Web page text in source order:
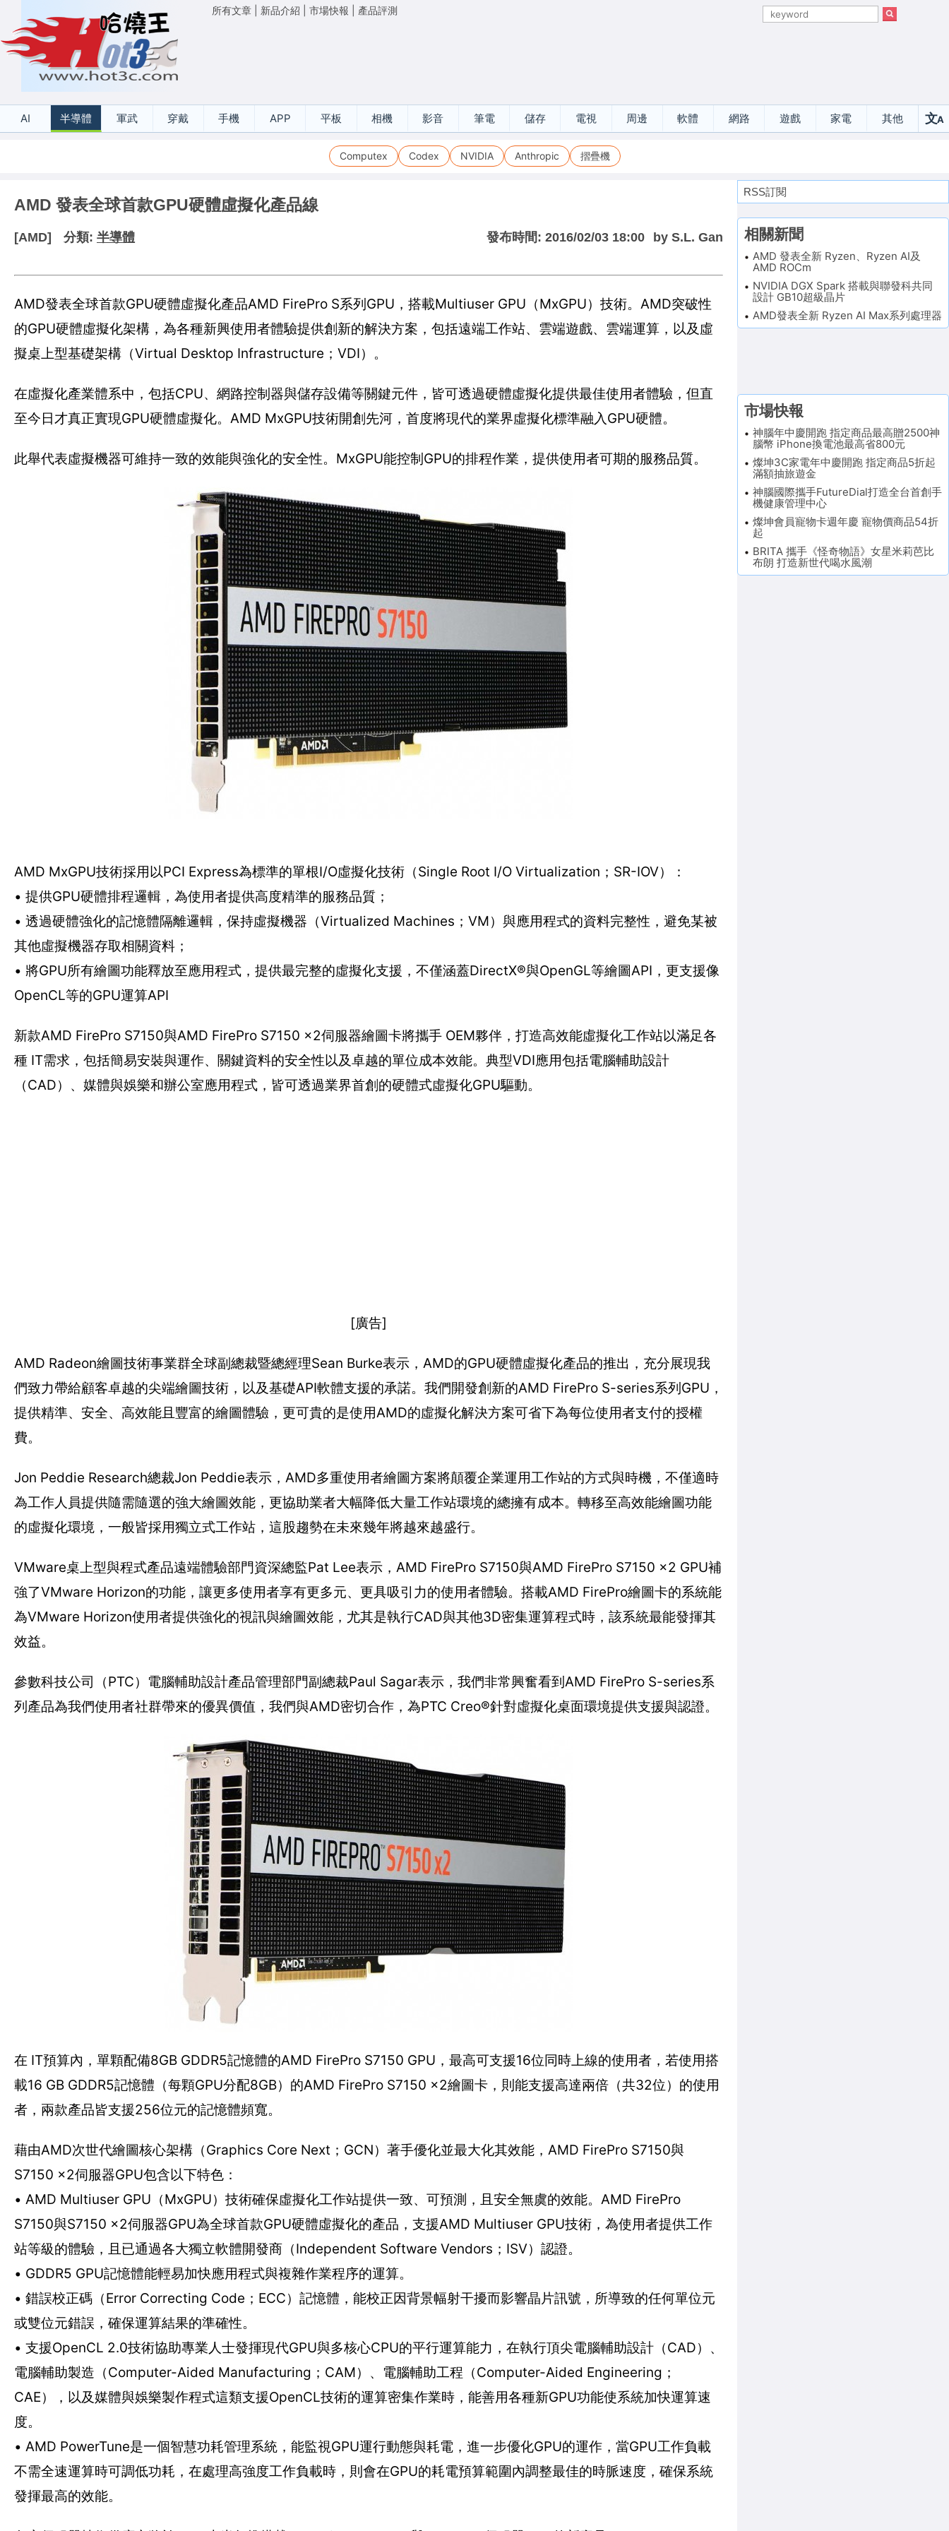
所有文章 新品介紹 市場快報 產品評測
AI 半導體 軍武 穿戴 手機 APP 平板 相機 影音 筆電 儲存 電視 周邊 軟體 網路 遊戲 家電 其他 文A
Computex Codex NVIDIA Anthropic 摺疊機
AMD 發表全球首款GPU硬體虛擬化產品線
[AMD] 分類: 半導體 發布時間: 2016/02/03 18:00 by S.L. Gan
AMD發表全球首款GPU硬體虛擬化產品AMD FirePro S系列GPU，搭載Multiuser GPU（MxGPU）技術。AMD突破性
的GPU硬體虛擬化架構，為各種新興使用者體驗提供創新的解決方案，包括遠端工作站、雲端遊戲、雲端運算，以及虛
擬桌上型基礎架構（Virtual Desktop Infrastructure；VDI）。
在虛擬化產業體系中，包括CPU、網路控制器與儲存設備等關鍵元件，皆可透過硬體虛擬化提供最佳使用者體驗，但直
至今日才真正實現GPU硬體虛擬化。AMD MxGPU技術開創先河，首度將現代的業界虛擬化標準融入GPU硬體。
此舉代表虛擬機器可維持一致的效能與強化的安全性。MxGPU能控制GPU的排程作業，提供使用者可期的服務品質。
AMD MxGPU技術採用以PCI Express為標準的單根I/O虛擬化技術（Single Root I/O Virtualization；SR-IOV）：
• 提供GPU硬體排程邏輯，為使用者提供高度精準的服務品質；
• 透過硬體強化的記憶體隔離邏輯，保持虛擬機器（Virtualized Machines；VM）與應用程式的資料完整性，避免某被
其他虛擬機器存取相關資料；
• 將GPU所有繪圖功能釋放至應用程式，提供最完整的虛擬化支援，不僅涵蓋DirectX®與OpenGL等繪圖API，更支援像
OpenCL等的GPU運算API
新款AMD FirePro S7150與AMD FirePro S7150 x2伺服器繪圖卡將攜手 OEM夥伴，打造高效能虛擬化工作站以滿足各
種 IT需求，包括簡易安裝與運作、關鍵資料的安全性以及卓越的單位成本效能。典型VDI應用包括電腦輔助設計
（CAD）、媒體與娛樂和辦公室應用程式，皆可透過業界首創的硬體式虛擬化GPU驅動。
[廣告]
AMD Radeon繪圖技術事業群全球副總裁暨總經理Sean Burke表示，AMD的GPU硬體虛擬化產品的推出，充分展現我
們致力帶給顧客卓越的尖端繪圖技術，以及基礎API軟體支援的承諾。我們開發創新的AMD FirePro S-series系列GPU，
提供精準、安全、高效能且豐富的繪圖體驗，更可貴的是使用AMD的虛擬化解決方案可省下為每位使用者支付的授權
費。
Jon Peddie Research總裁Jon Peddie表示，AMD多重使用者繪圖方案將顛覆企業運用工作站的方式與時機，不僅適時
為工作人員提供隨需隨選的強大繪圖效能，更協助業者大幅降低大量工作站環境的總擁有成本。轉移至高效能繪圖功能
的虛擬化環境，一般皆採用獨立式工作站，這股趨勢在未來幾年將越來越盛行。
VMware桌上型與程式產品遠端體驗部門資深總監Pat Lee表示，AMD FirePro S7150與AMD FirePro S7150 x2 GPU補
強了VMware Horizon的功能，讓更多使用者享有更多元、更具吸引力的使用者體驗。搭載AMD FirePro繪圖卡的系統能
為VMware Horizon使用者提供強化的視訊與繪圖效能，尤其是執行CAD與其他3D密集運算程式時，該系統最能發揮其
效益。
參數科技公司（PTC）電腦輔助設計產品管理部門副總裁Paul Sagar表示，我們非常興奮看到AMD FirePro S-series系
列產品為我們使用者社群帶來的優異價值，我們與AMD密切合作，為PTC Creo®針對虛擬化桌面環境提供支援與認證。
在 IT預算內，單顆配備8GB GDDR5記憶體的AMD FirePro S7150 GPU，最高可支援16位同時上線的使用者，若使用搭
載16 GB GDDR5記憶體（每顆GPU分配8GB）的AMD FirePro S7150 x2繪圖卡，則能支援高達兩倍（共32位）的使用
者，兩款產品皆支援256位元的記憶體頻寬。
藉由AMD次世代繪圖核心架構（Graphics Core Next；GCN）著手優化並最大化其效能，AMD FirePro S7150與
S7150 x2伺服器GPU包含以下特色：
• AMD Multiuser GPU（MxGPU）技術確保虛擬化工作站提供一致、可預測，且安全無虞的效能。AMD FirePro
S7150與S7150 x2伺服器GPU為全球首款GPU硬體虛擬化的產品，支援AMD Multiuser GPU技術，為使用者提供工作
站等級的體驗，且已通過各大獨立軟體開發商（Independent Software Vendors；ISV）認證。
• GDDR5 GPU記憶體能輕易加快應用程式與複雜作業程序的運算。
• 錯誤校正碼（Error Correcting Code；ECC）記憶體，能校正因背景幅射干擾而影響晶片訊號，所導致的任何單位元
或雙位元錯誤，確保運算結果的準確性。
• 支援OpenCL 2.0技術協助專業人士發揮現代GPU與多核心CPU的平行運算能力，在執行頂尖電腦輔助設計（CAD）、
電腦輔助製造（Computer-Aided Manufacturing；CAM）、電腦輔助工程（Computer-Aided Engineering；
CAE），以及媒體與娛樂製作程式這類支援OpenCL技術的運算密集作業時，能善用各種新GPU功能使系統加快運算速
度。
• AMD PowerTune是一個智慧功耗管理系統，能監視GPU運行動態與耗電，進一步優化GPU的運作，當GPU工作負載
不需全速運算時可調低功耗，在處理高強度工作負載時，則會在GPU的耗電預算範圍內調整最佳的時脈速度，確保系統
發揮最高的效能。
RSS訂閱
相關新聞
AMD 發表全新 Ryzen、Ryzen AI及
AMD ROCm
NVIDIA DGX Spark 搭載與聯發科共同
設計 GB10超級晶片
AMD發表全新 Ryzen AI Max系列處理器
市場快報
神腦年中慶開跑 指定商品最高贈2500神
腦幣 iPhone換電池最高省800元
燦坤3C家電年中慶開跑 指定商品5折起
滿額抽旅遊金
神腦國際攜手FutureDial打造全台首創手
機健康管理中心
燦坤會員寵物卡週年慶 寵物價商品54折
起
BRITA 攜手《怪奇物語》女星米莉芭比
布朗 打造新世代喝水風潮